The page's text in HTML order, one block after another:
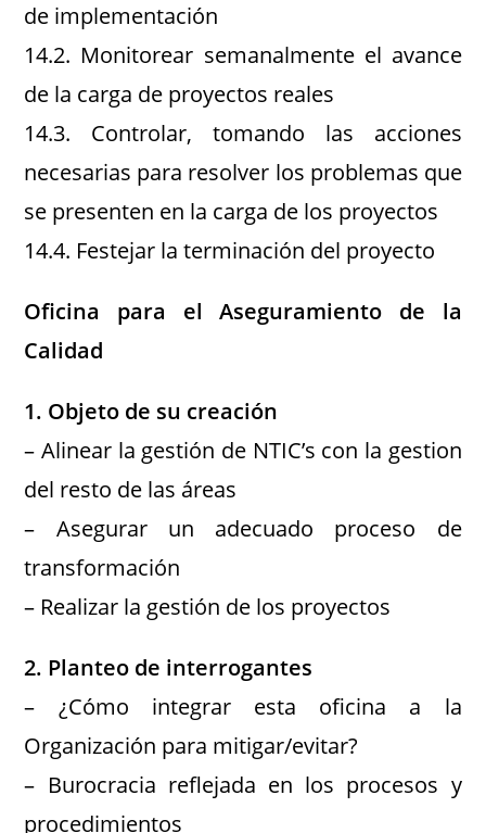
de implementación
14.2. Monitorear semanalmente el avance
de la carga de proyectos reales
14.3. Controlar, tomando las acciones
necesarias para resolver los problemas que
se presenten en la carga de los proyectos
14.4. Festejar la terminación del proyecto
Oficina para el Aseguramiento de la
Calidad
1. Objeto de su creación
– Alinear la gestión de NTIC’s con la gestion
del resto de las áreas
– Asegurar un adecuado proceso de
transformación
– Realizar la gestión de los proyectos
2. Planteo de interrogantes
– ¿Cómo integrar esta oficina a la
Organización para mitigar/evitar?
– Burocracia reflejada en los procesos y
procedimientos